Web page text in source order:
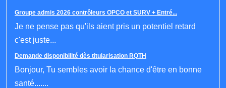
Groupe admis 2026 contrôleurs OPCO et SURV + Entré...
Je ne pense pas qu'ils aient pris un potentiel retard
c'est juste...
Demande disponibilité dès titularisation RQTH
Bonjour, Tu sembles avoir la chance d'être en bonne
santé.......